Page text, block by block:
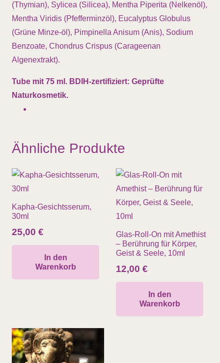
(Thymian), Sylicea (Silicea), Mentha Piperita (Nelkenöl),
Mentha Viridis (Pfefferminzöl), Eucalyptus Globulus
(Grüne Minze-öl), Pimpinella Anisum (Anis), Sodium
Benzoate, Chondrus Crispus (Carageenan
Algenextrakt).
Tube mit 75 ml. BDIH-zertifiziert: Geprüfte
Naturkosmetik.
Ähnliche Produkte
Kapha-Gesichtsserum,
30ml
25,00 €
In den
Warenkorb
Glas-Roll-On mit Amethist
– Berührung für Körper,
Geist & Seele, 10ml
12,00 €
In den
Warenkorb